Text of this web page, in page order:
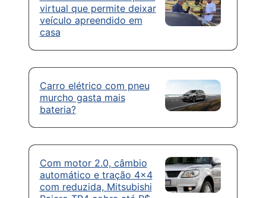
virtual que permite deixar
veículo apreendido em
casa
Carro elétrico com pneu
murcho gasta mais
bateria?
Com motor 2.0, câmbio
automático e tração 4×4
com reduzida, Mitsubishi